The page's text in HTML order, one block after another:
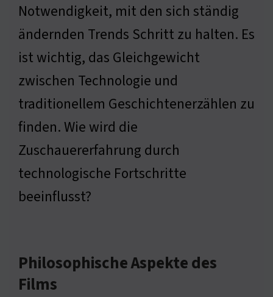
Notwendigkeit, mit den sich ständig
ändernden Trends Schritt zu halten. Es
ist wichtig, das Gleichgewicht
zwischen Technologie und
traditionellem Geschichtenerzählen zu
finden. Wie wird die
Zuschauererfahrung durch
technologische Fortschritte
beeinflusst?
Philosophische Aspekte des
Films